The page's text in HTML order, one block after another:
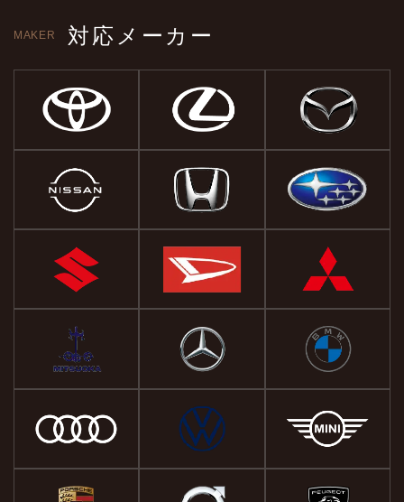
MAKER 対応メーカー